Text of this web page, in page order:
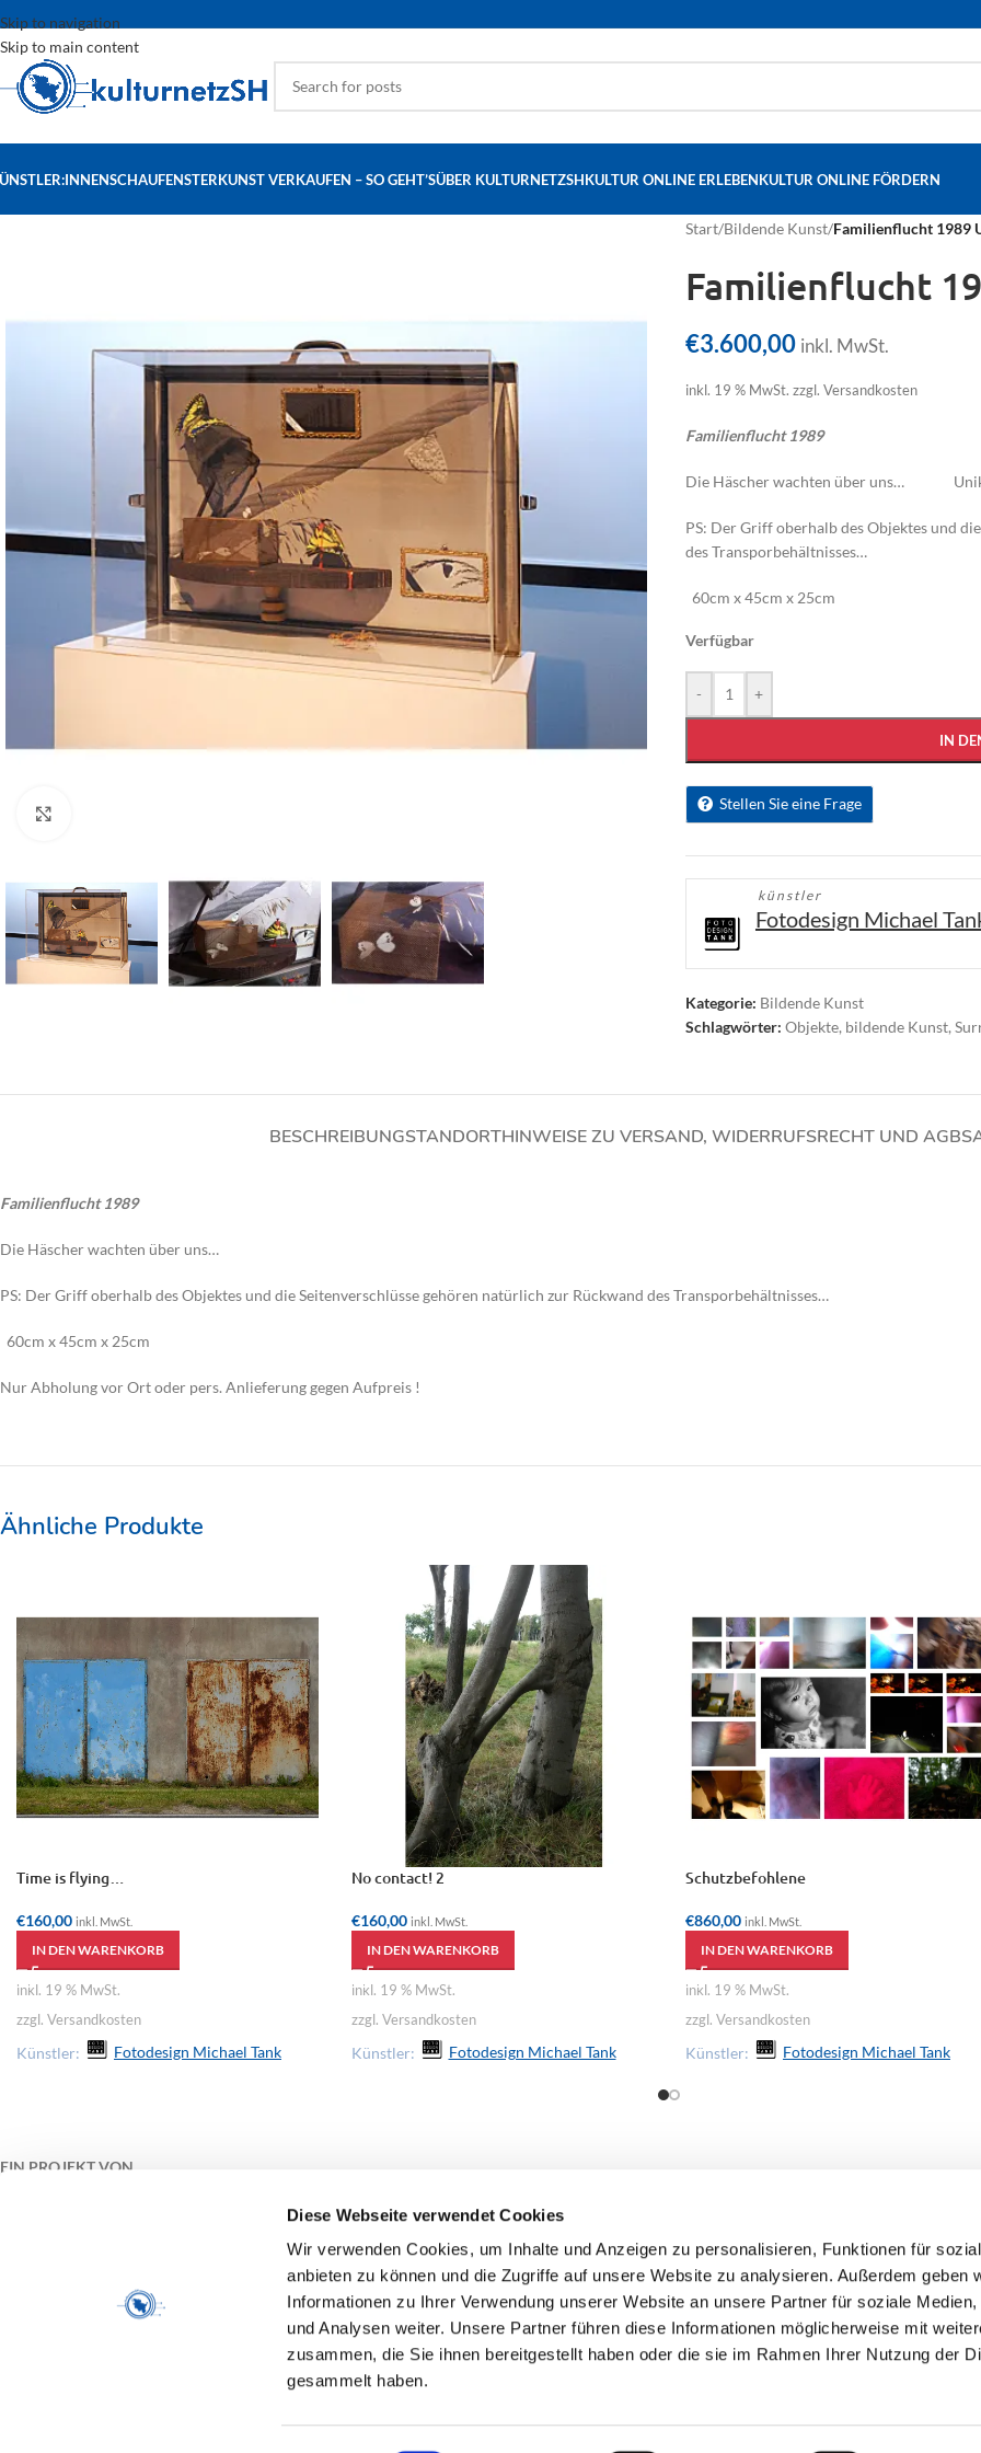
Diese Webseite verwendet Cookies
Wir verwenden Cookies, um Inhalte und Anzeigen zu personalisieren, Funktionen für
anbieten zu können und die Zugriffe auf unsere Website zu analysieren. Außerdem geben
Informationen zu Ihrer Verwendung unserer Website an unsere Partner für soziale Medien,
und Analysen weiter. Unsere Partner führen diese Informationen möglicherweise mit
zusammen, die Sie ihnen bereitgestellt haben oder die sie im Rahmen Ihrer Nutzung der
gesammelt haben.
Skip to navigation
Skip to main content
SCHAUFENSTERKUNST VERKAUFEN – SO GEHT’SÜBER KULTURNETZSHKULTUR ONLINE ERLEBENKULTUR ONLINE FÖRDERN
Start/Bildende Kunst/Familienflucht 1989
Familienflucht
€3.600,00 inkl. MwSt.
inkl. 19 % MwSt. zzgl. Versandkosten
Familienflucht 1989
Die Häscher wachten über uns…
PS: Der Griff oberhalb des Objektes und
des Transporbehältnisses…
60cm x 45cm x 25cm
Verfügbar
- +
IN
Stellen Sie eine Frage
künstler
Fotodesign Michael
Kategorie: Bildende Kunst
Schlagwörter: Objekte, bildende Kunst,
BESCHREIBUNGSTANDORTHINWEISE ZU VERSAND, WIDERRUFSRECHT UND AGBS
Familienflucht 1989
Die Häscher wachten über uns…
PS: Der Griff oberhalb des Objektes und die Seitenverschlüsse gehören natürlich zur Rückwand des Transporbehältnisses…
60cm x 45cm x 25cm
Nur Abholung vor Ort oder pers. Anlieferung gegen Aufpreis !
Ähnliche Produkte
Time is flying…
€160,00 inkl. MwSt.
IN DEN WARENKORB
inkl. 19 % MwSt.
zzgl. Versandkosten
Künstler: Fotodesign Michael Tank
No contact! 2
€160,00 inkl. MwSt.
IN DEN WARENKORB
inkl. 19 % MwSt.
zzgl. Versandkosten
Künstler: Fotodesign Michael Tank
Schutzbefohlene
€860,00 inkl. MwSt.
IN DEN WARENKORB
inkl. 19 % MwSt.
zzgl. Versandkosten
Künstler: Fotodesign Michael Tank
EIN PROJEKT VON